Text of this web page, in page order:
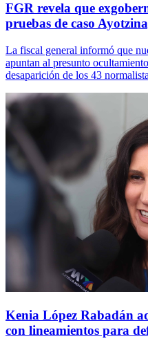
FGR revela que
pruebas de caso
La fiscal general informó que
apuntan al presunto
desaparición de los 43
Kenia López Rabadán
con lineamientos para